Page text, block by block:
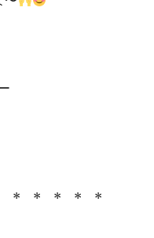
* * * * *